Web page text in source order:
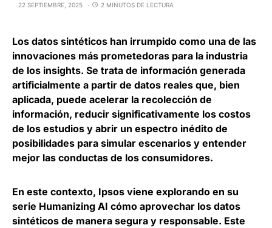
22 SEPTIEMBRE, 2025 2 MINUTOS DE LECTURA
Los datos sintéticos han irrumpido como una de las
innovaciones más prometedoras para la industria
de los insights. Se trata de información generada
artificialmente a partir de datos reales que, bien
aplicada, puede acelerar la recolección de
información, reducir significativamente los costos
de los estudios y abrir un espectro inédito de
posibilidades para simular escenarios y entender
mejor las conductas de los consumidores.
En este contexto, Ipsos viene explorando en su
serie Humanizing AI cómo aprovechar los datos
sintéticos de manera segura y responsable. Este